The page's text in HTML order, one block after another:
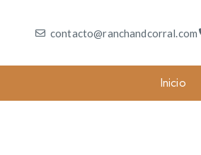
contacto@ranchandcorral.com
Inicio